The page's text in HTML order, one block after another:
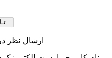
ارسال نظر